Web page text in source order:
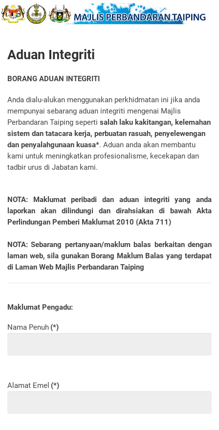
Aduan Integriti
BORANG ADUAN INTEGRITI
Anda dialu-alukan menggunakan perkhidmatan ini jika anda
mempunyai sebarang aduan integriti mengenai Majlis
Perbandaran Taiping seperti salah laku kakitangan, kelemahan
sistem dan tatacara kerja, perbuatan rasuah, penyelewengan
dan penyalahgunaan kuasa*. Aduan anda akan membantu
kami untuk meningkatkan profesionalisme, kecekapan dan
tadbir urus di Jabatan kami.
NOTA: Maklumat peribadi dan aduan integriti yang anda
laporkan akan dilindungi dan dirahsiakan di bawah Akta
Perlindungan Pemberi Maklumat 2010 (Akta 711)
NOTA: Sebarang pertanyaan/maklum balas berkaitan dengan
laman web, sila gunakan Borang Maklum Balas yang terdapat
di Laman Web Majlis Perbandaran Taiping
Maklumat Pengadu:
Nama Penuh (*)
Alamat Emel (*)